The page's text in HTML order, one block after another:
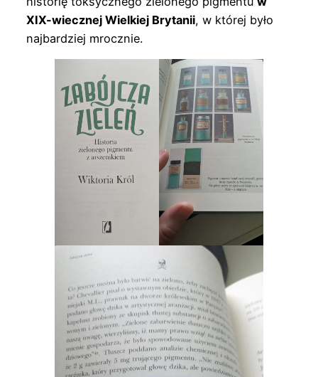
XIX-wiecznej Wielkiej Brytanii, w której było
najbardziej mrocznie.